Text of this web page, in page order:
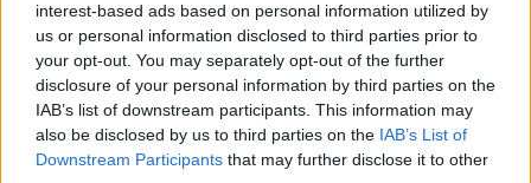
interest-based ads based on personal information utilized by
us or personal information disclosed to third parties prior to
your opt-out. You may separately opt-out of the further
disclosure of your personal information by third parties on the
IAB’s list of downstream participants. This information may
also be disclosed by us to third parties on the IAB’s List of
Downstream Participants that may further disclose it to other